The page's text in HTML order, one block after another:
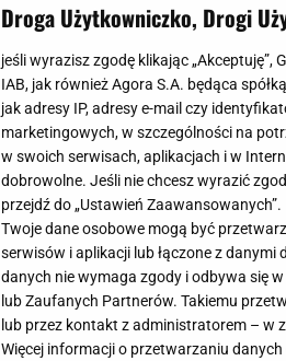
Droga Użytkowniczko, Drogi
jeśli wyrazisz zgodę klikając
IAB, jak również Agora S.A. będąca
jak adresy IP, adresy e-mail czy
marketingowych, w szczególności na
w swoich serwisach, aplikacjach i w
dobrowolne. Jeśli nie chcesz wyrazić
przejdź do „Ustawień Zaawansowanych”.
Twoje dane osobowe mogą być
serwisów i aplikacji lub łączone z
danych nie wymaga zgody i odbywa się
lub Zaufanych Partnerów. Takiemu
lub przez kontakt z administratorem – w
Więcej informacji o przetwarzaniu